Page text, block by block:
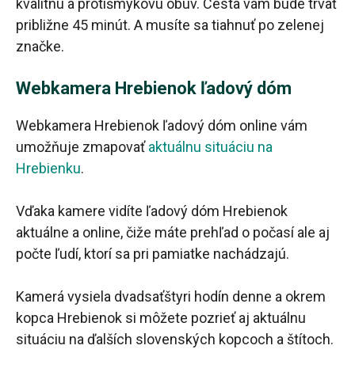
kvalitnú a protišmykovú obuv. Cesta vám bude trvať
približne 45 minút. A musíte sa tiahnuť po zelenej
značke.
Webkamera Hrebienok ľadový dóm
Webkamera Hrebienok ľadový dóm online vám
umožňuje zmapovaťaktuálnu situáciu na
Hrebienku.
Vďaka kamere vidíte ľadový dóm Hrebienok
aktuálne a online, čiže máte prehľad o počasí ale aj
počte ľudí, ktorí sa pri pamiatke nachádzajú.
Kamerá vysiela dvadsaťštyri hodín denne a okrem
kopca Hrebienok si môžete pozrieť aj aktuálnu
situáciu na ďalších slovenských kopcoch a štítoch.